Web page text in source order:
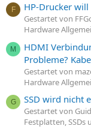
F HP-Drucker
Gestartet von
Hardware
M
HDMI
Probleme?
Gestartet von
Hardware
G SSD wird nicht
Gestartet von
Festplatten,